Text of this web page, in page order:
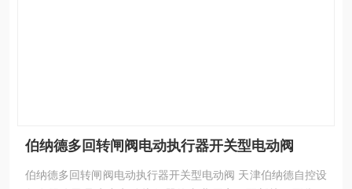
伯纳德多回转闸阀电动执行器开关型电动阀
伯纳德多回转闸阀电动执行器开关型电动阀 天津伯纳德自控设